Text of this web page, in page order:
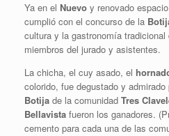
Ya en el Nuevo y renovado
cumplió con el concurso de la
cultura y la gastronomía tradicional
miembros del jurado y asistentes.
La chicha, el cuy asado, el
colorido, fue degustado y
Botija de la comunidad Tres
Bellavista fueron los ganadores.
cemento para cada una de las